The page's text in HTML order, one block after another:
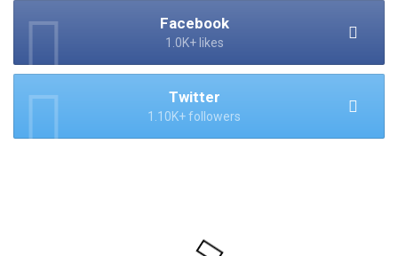
Facebook
1.0K+ likes
Twitter
1.10K+ followers